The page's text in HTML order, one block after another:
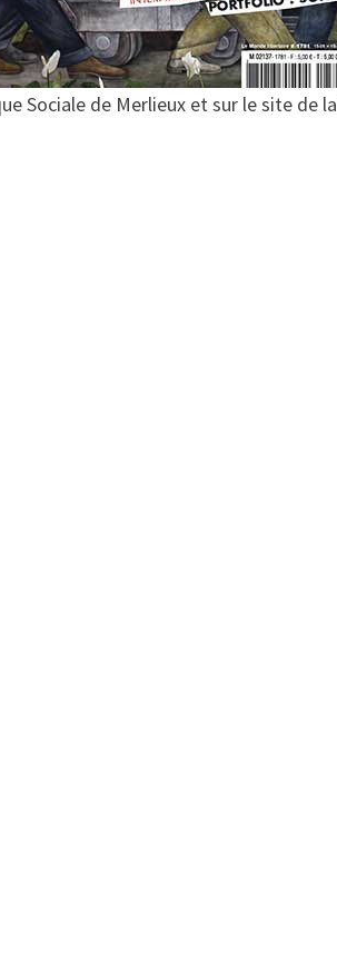
Sociale de Merlieux et sur le site de la